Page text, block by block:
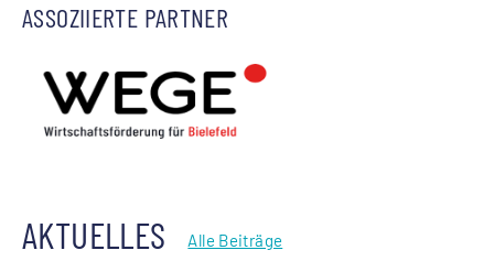
ASSOZIIERTE PARTNER
AKTUELLES Alle Beiträge